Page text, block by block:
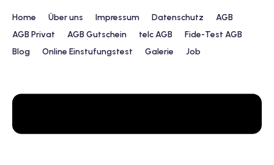
Home Über uns Impressum Datenschutz
AGB
AGB Privat
AGB Gutschein telc AGB
Fide-Test AGB
Blog
Online Einstufungstest Galerie Job